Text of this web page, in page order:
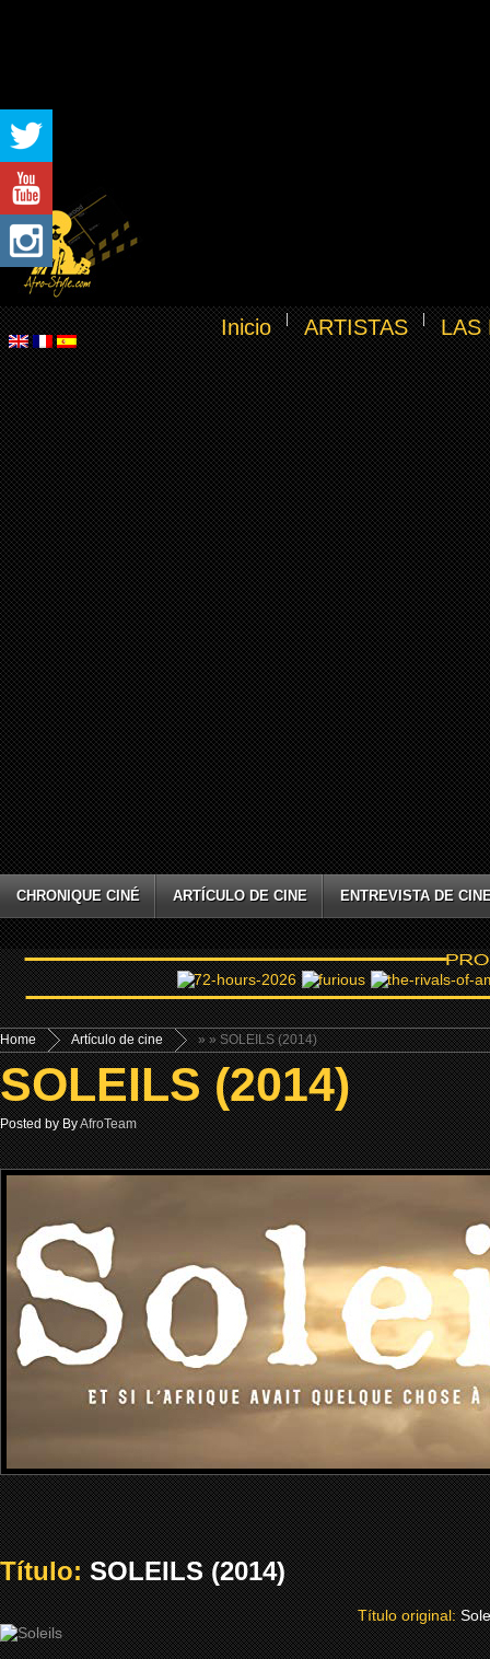
Inicio ARTISTAS LAS
CHRONIQUE CINÉ ARTÍCULO DE CINE ENTREVISTA DE
Home »
Artículo de cine » SOLEILS (2014)
SOLEILS (2014)
Posted by ByAfroTeam
Título:SOLEILS (2014)
Título original: